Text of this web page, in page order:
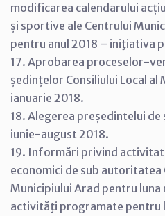
modificarea calendarului
și sportive ale Centrului
pentru anul 2018 – iniţiativa
17. Aprobarea proceselor-
ședințelor Consiliului Local al
ianuarie 2018.
18. Alegerea președintelui
iunie-august 2018.
19. Informări privind
economici de sub autoritatea
Municipiului Arad pentru luna
activităţi programate pentru